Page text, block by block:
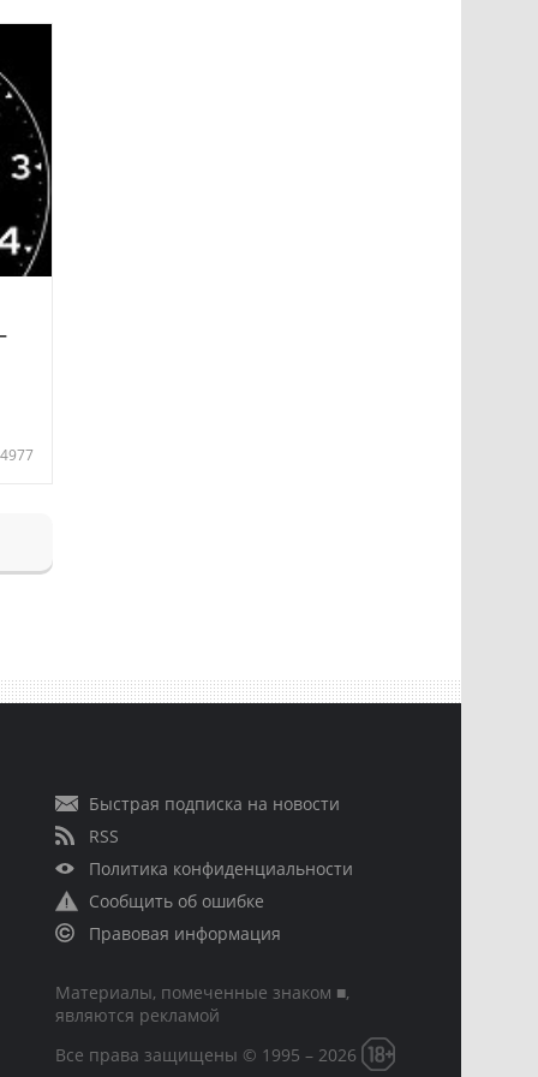
4977
Быстрая подписка на новости
RSS
Политика конфиденциальности
Сообщить об ошибке
Правовая информация
Материалы, помеченные знаком ■,
являются рекламой
Все права защищены © 1995 – 2026